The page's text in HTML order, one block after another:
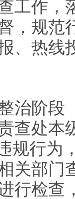
工作，
，规范
、热线
治阶段
查处本
规行为
关部门
行检查